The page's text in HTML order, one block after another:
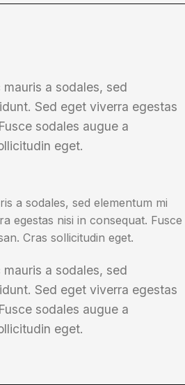
a sodales, sed
Sed eget viverra egestas
sodales augue a
eget.
a sodales, sed elementum mi
egestas nisi in consequat. Fusce
Cras sollicitudin eget.
a sodales, sed
Sed eget viverra egestas
sodales augue a
eget.